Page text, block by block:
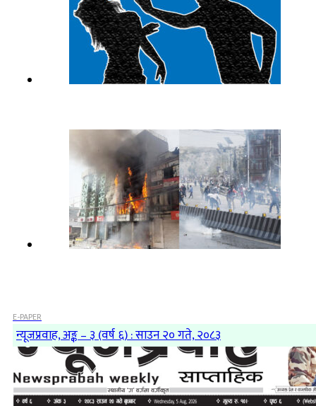
E-PAPER
न्यूजप्रवाह, अङ्क – ३ (वर्ष ६) : साउन २० गते, २०८३